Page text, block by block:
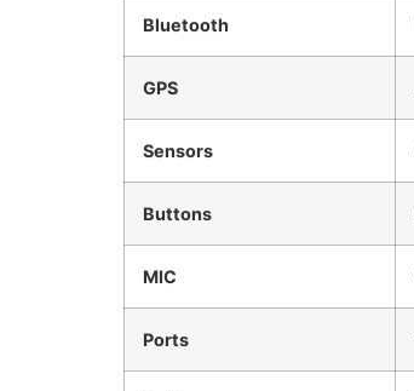
Bluetooth
GPS
Sensors
Buttons
MIC
Ports